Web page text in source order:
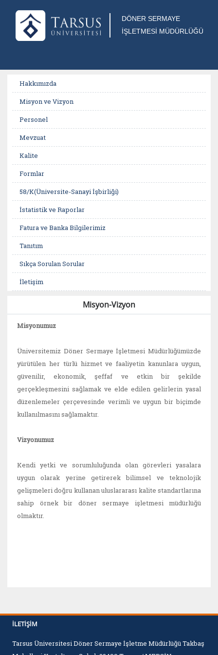
DÖNER SERMAYE
İŞLETMESİ MÜDÜRLÜĞÜ
Hakkımızda
Misyon ve Vizyon
Personel
Mevzuat
Kalite
Formlar
58/K(Üniversite-Sanayi İşbirliği)
İstatistik ve Raporlar
Fatura ve Banka Bilgilerimiz
Tanıtım
Sıkça Sorulan Sorular
İletişim
Misyon-Vizyon
Misyonumuz
Üniversitemiz Döner Sermaye İşletmesi Müdürlüğümüzde
yürütülen her türlü hizmet ve faaliyetin kanunlara uygun,
güvenilir, ekonomik, şeffaf ve etkin bir şekilde
gerçekleşmesini sağlamak ve elde edilen gelirlerin yasal
düzenlemeler çerçevesinde verimli ve uygun bir biçimde
kullanılmasını sağlamaktır.
Vizyonumuz
Kendi yetki ve sorumluluğunda olan görevleri yasalara
uygun olarak yerine getirerek bilimsel ve teknolojik
gelişmeleri doğru kullanan uluslararası kalite standartlarına
sahip örnek bir döner sermaye işletmesi müdürlüğü
olmaktır.
İLETIŞIM
Tarsus Üniversitesi Döner Sermaye İşletme Müdürlüğü Takbaş